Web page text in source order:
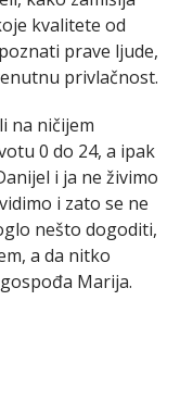
kvalitete od
prave ljude,
privlačnost.
na ničijem
0 do 24, a ipak
i ja ne živimo
i zato se ne
nešto dogoditi,
a da nitko
Marija.